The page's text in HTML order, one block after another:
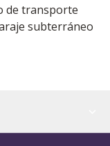
de transporte
subterráneo